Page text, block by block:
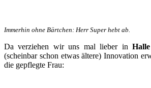
Immerhin ohne Bärtchen: Herr Super hebt ab.
Da verziehen wir uns mal lieber in
(scheinbar schon etwas ältere) Innovation
die gepflegte Frau: